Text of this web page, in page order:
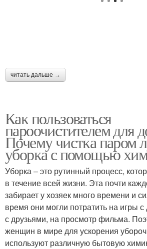
читать дальше →
Как пользоваться
пароочистителем для
Почему чистка паром
уборка с помощью
Уборка – это рутинный процесс,
в течение всей жизни. Эта почти
забирает у хозяек много времени и
время они могли потратить на игры с
с друзьями, на просмотр фильма.
женщин в мире для ускорения
используют различную бытовую